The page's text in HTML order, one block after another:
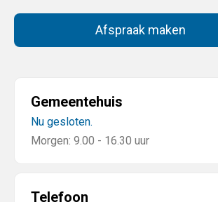
Afspraak maken
(Deze link
Gemeentehuis
Nu gesloten.
Morgen: 9.00 - 16.30 uur
Telefoon